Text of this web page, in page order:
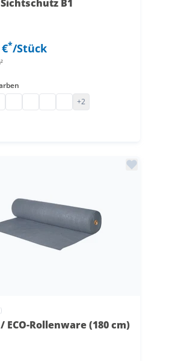
B1
*/Stück
Bauzaun Sichtschutz
Bauzaun Sichtschutz
Bauzaun Sichtschutz
Bauzaun Sichtschutz
+2
ECO-Rollenware (180 cm)